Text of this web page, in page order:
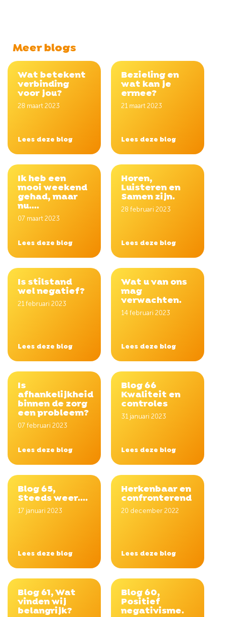
Meer blogs
Wat betekent
verbinding
voor jou?
28 maart 2023
Lees deze blog
Bezieling en
wat kan je
ermee?
21 maart 2023
Lees deze blog
Ik heb een
mooi weekend
gehad, maar
nu....
07 maart 2023
Lees deze blog
Horen,
Luisteren en
Samen zijn.
28 februari 2023
Lees deze blog
Is stilstand
wel negatief?
21 februari 2023
Lees deze blog
Wat u van ons
mag
verwachten.
14 februari 2023
Lees deze blog
Is
afhankelijkheid
binnen de zorg
een probleem?
07 februari 2023
Lees deze blog
Blog 66
Kwaliteit en
controles
31 januari 2023
Lees deze blog
Blog 65,
Steeds weer....
17 januari 2023
Lees deze blog
Herkenbaar en
confronterend
20 december 2022
Lees deze blog
Blog 61, Wat
vinden wij
belangrijk?
Blog 60,
Positief
negativisme.